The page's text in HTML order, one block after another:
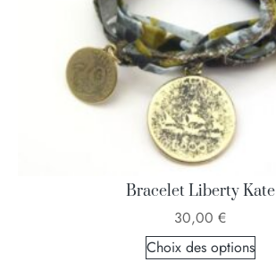
Bracelet Liberty Kate
30,00 €
Choix des options